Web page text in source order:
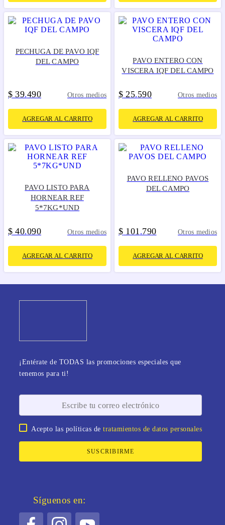
PECHUGA DE PAVO IQF
DEL CAMPO
$ 39.490 Otros medios
AGREGAR AL CARRITO
PAVO ENTERO CON
VISCERA IQF DEL CAMPO
$ 25.590 Otros medios
AGREGAR AL CARRITO
PAVO LISTO PARA
HORNEAR REF
5*7KG*UND
$ 40.090 Otros medios
AGREGAR AL CARRITO
PAVO RELLENO PAVOS
DEL CAMPO
$ 101 .790 Otros medios
AGREGAR AL CARRITO
¡Entérate de TODAS las promociones especiales que
tenemos para ti!
Acepto las políticas detratamientos de datos personales
SUSCRIBIRME
Síguenos en: